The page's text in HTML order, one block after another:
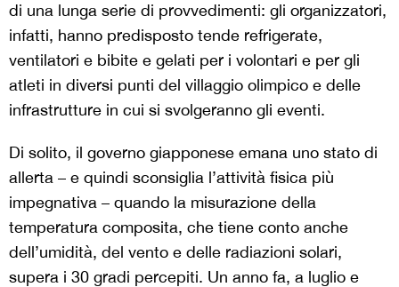
di una lunga serie di provvedimenti: gli organizzatori,
infatti, hanno predisposto tende refrigerate,
ventilatori e bibite e gelati per i volontari e per gli
atleti in diversi punti del villaggio olimpico e delle
infrastrutture in cui si svolgeranno gli eventi.
Di solito, il governo giapponese emana uno stato di
allerta – e quindi sconsiglia l’attività fisica più
impegnativa – quando la misurazione della
temperatura composita, che tiene conto anche
dell’umidità, del vento e delle radiazioni solari,
supera i 30 gradi percepiti. Un anno fa, a luglio e